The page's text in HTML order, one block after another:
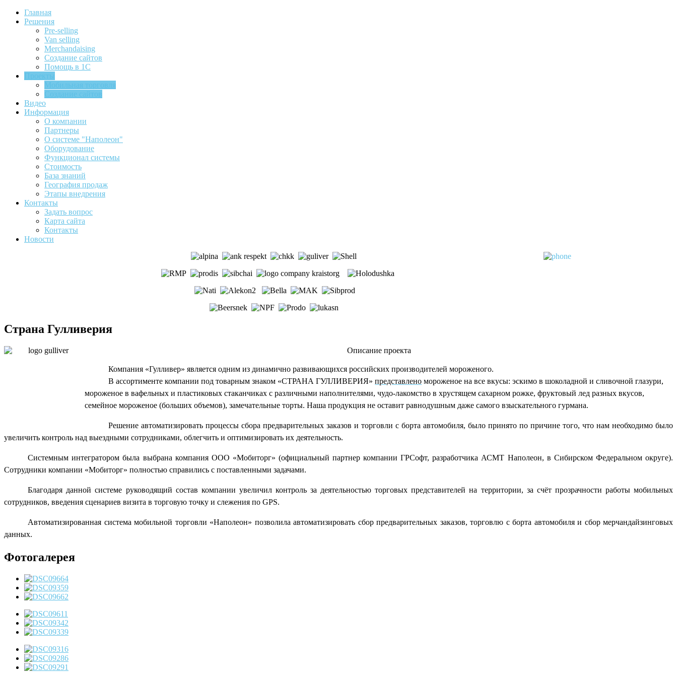
Главная
Решения
Pre-selling
Van selling
Merchandaising
Создание сайтов
Помощь в 1С
Видео
Информация
О компании
Партнеры
О системе "Наполеон"
Оборудование
Функционал системы
Стоимость
База знаний
География продаж
Этапы внедрения
Контакты
Задать вопрос
Карта сайта
Контакты
Новости
Страна Гулливерия
Описание проекта
Компания «Гулливер» является одним из динамично развивающихся российских производителей мороженого.
В ассортименте компании под товарным знаком «СТРАНА ГУЛЛИВЕРИЯ» представлено мороженое на все вкусы: эскимо в шоколадной и сливочной глазури,
мороженое в вафельных и пластиковых стаканчиках с различными наполнителями, чудо-лакомство в хрустящем сахарном рожке, фруктовый лед разных вкусов,
семейное мороженое (больших объемов), замечательные торты. Наша продукция не оставит равнодушным даже самого взыскательного гурмана.
Решение автоматизировать процессы сбора предварительных заказов и торговли с борта автомобиля, было принято по причине того, что нам необходимо было
увеличить контроль над выездными сотрудниками, облегчить и оптимизировать их деятельность.
Системным интегратором была выбрана компания ООО «Мобиторг» (официальный партнер компании ГРСофт, разработчика АСМТ Наполеон, в Сибирском Федеральном округе).
Сотрудники компании «Мобиторг» полностью справились с поставленными задачами.
Благодаря данной системе руководящий состав компании увеличил контроль за деятельностью торговых представителей на территории, за счёт прозрачности работы мобильных
сотрудников, введения сценариев визита в торговую точку и слежения по GPS.
Автоматизированная система мобильной торговли «Наполеон» позволила автоматизировать сбор предварительных заказов, торговлю с борта автомобиля и сбор мерчандайзинговых
данных.
Фотогалерея